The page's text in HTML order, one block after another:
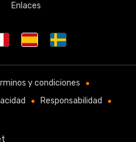
Enlaces
y condiciones
Responsabilidad